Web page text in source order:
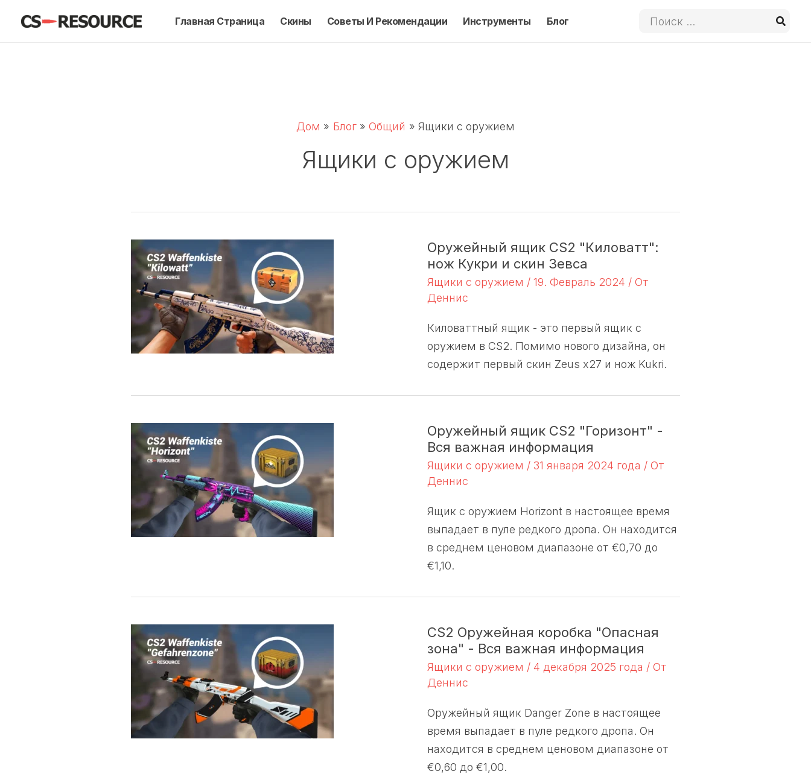
Главная Страница Скины Советы И Рекомендации Инструменты Блог Поиск:
Дом Блог Общий Ящики с оружием
Ящики с оружием
Оружейный ящик CS2 "Киловатт":
нож Кукри и скин Зевса
Ящики с оружием / 19. Февраль 2024 / От
Деннис
Киловаттный ящик - это первый ящик с
оружием в CS2. Помимо нового дизайна, он
содержит первый скин Zeus x27 и нож Kukri.
Оружейный ящик CS2 "Горизонт" -
Вся важная информация
Ящики с оружием / 31 января 2024 года / От
Деннис
Ящик с оружием Horizont в настоящее время
выпадает в пуле редкого дропа. Он находится
в среднем ценовом диапазоне от €0,70 до
€1,10.
CS2 Оружейная коробка "Опасная
зона" - Вся важная информация
Ящики с оружием / 4 декабря 2025 года / От
Деннис
Оружейный ящик Danger Zone в настоящее
время выпадает в пуле редкого дропа. Он
находится в среднем ценовом диапазоне от
€0,60 до €1,00.